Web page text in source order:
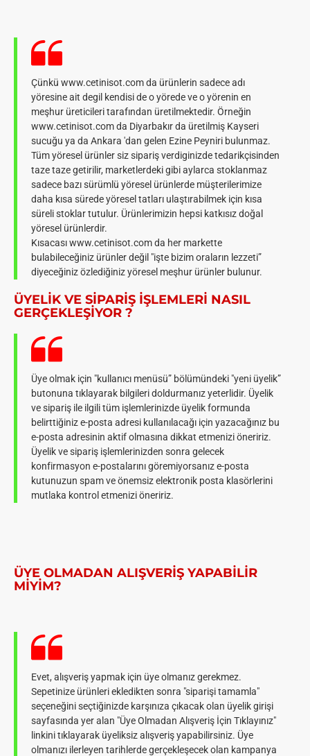
Çünkü www.cetinisot.com da ürünlerin sadece adı
yöresine ait degil kendisi de o yörede ve o yörenin en
meşhur üreticileri tarafından üretilmektedir. Örneğin
www.cetinisot.com da Diyarbakır da üretilmiş Kayseri
sucuğu ya da Ankara 'dan gelen Ezine Peyniri bulunmaz.
Tüm yöresel ürünler siz sipariş verdiginizde tedarikçisinden
taze taze getirilir, marketlerdeki gibi aylarca stoklanmaz
sadece bazı sürümlü yöresel ürünlerde müşterilerimize
daha kısa sürede yöresel tatları ulaştırabilmek için kısa
süreli stoklar tutulur. Ürünlerimizin hepsi katkısız doğal
yöresel ürünlerdir.
Kısacası www.cetinisot.com da her markette
bulabileceğiniz ürünler değil "işte bizim oraların lezzeti”
diyeceğiniz özlediğiniz yöresel meşhur ürünler bulunur.
ÜYELIK VE SIPARIŞ IŞLEMLERI NASIL
GERÇEKLEŞIYOR ?
Üye olmak için "kullanıcı menüsü” bölümündeki "yeni üyelik”
butonuna tıklayarak bilgileri doldurmanız yeterlidir. Üyelik
ve sipariş ile ilgili tüm işlemlerinizde üyelik formunda
belirttiğiniz e-posta adresi kullanılacağı için yazacağınız bu
e-posta adresinin aktif olmasına dikkat etmenizi öneririz.
Üyelik ve sipariş işlemlerinizden sonra gelecek
konfirmasyon e-postalarını göremiyorsanız e-posta
kutunuzun spam ve önemsiz elektronik posta klasörlerini
mutlaka kontrol etmenizi öneririz.
ÜYE OLMADAN ALIŞVERIŞ YAPABILIR
MIYIM?
Evet, alışveriş yapmak için üye olmanız gerekmez.
Sepetinize ürünleri ekledikten sonra "siparişi tamamla"
seçeneğini seçtiğinizde karşınıza çıkacak olan üyelik girişi
sayfasında yer alan "Üye Olmadan Alışveriş İçin Tıklayınız"
linkini tıklayarak üyeliksiz alışveriş yapabilirsiniz. Üye
olmanızı ilerleyen tarihlerde gerçekleşecek olan kampanya